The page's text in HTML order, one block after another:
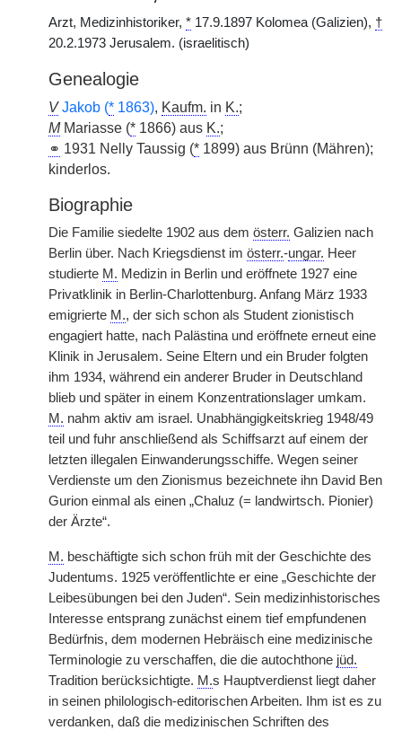
Arzt, Medizinhistoriker, * 17.9.1897 Kolomea (Galizien), †
20.2.1973 Jerusalem. (israelitisch)
Genealogie
V Jakob (* 1863), Kaufm. in K.;
MMariasse (* 1866) aus K.;
⚭ 1931 Nelly Taussig (* 1899) aus Brünn (Mähren);
kinderlos.
Biographie
Die Familie siedelte 1902 aus dem österr. Galizien nach
Berlin über. Nach Kriegsdienst im österr.-ungar. Heer
studierte M. Medizin in Berlin und eröffnete 1927 eine
Privatklinik in Berlin-Charlottenburg. Anfang März 1933
emigrierte M., der sich schon als Student zionistisch
engagiert hatte, nach Palästina und eröffnete erneut eine
Klinik in Jerusalem. Seine Eltern und ein Bruder folgten
ihm 1934, während ein anderer Bruder in Deutschland
blieb und später in einem Konzentrationslager umkam.
M. nahm aktiv am israel. Unabhängigkeitskrieg 1948/49
teil und fuhr anschließend als Schiffsarzt auf einem der
letzten illegalen Einwanderungsschiffe. Wegen seiner
Verdienste um den Zionismus bezeichnete ihn David Ben
Gurion einmal als einen „Chaluz (= landwirtsch. Pionier)
der Ärzte“.
M. beschäftigte sich schon früh mit der Geschichte des
Judentums. 1925 veröffentlichte er eine „Geschichte der
Leibesübungen bei den Juden“. Sein medizinhistorisches
Interesse entsprang zunächst einem tief empfundenen
Bedürfnis, dem modernen Hebräisch eine medizinische
Terminologie zu verschaffen, die die autochthone jüd.
Tradition berücksichtigte. M.s Hauptverdienst liegt daher
in seinen philologisch-editorischen Arbeiten. Ihm ist es zu
verdanken, daß die medizinischen Schriften des